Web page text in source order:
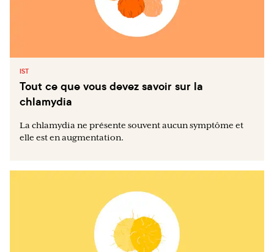
IST
Tout ce que vous devez savoir sur la
chlamydia
La chlamydia ne présente souvent aucun symptôme et
elle est en augmentation.